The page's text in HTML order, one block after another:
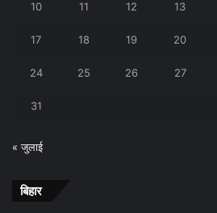
10 11 12 13
17 18 19 20
24 25 26 27
31
« जुलाई
बिहार